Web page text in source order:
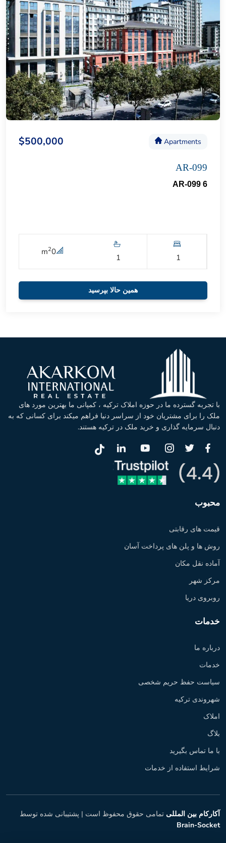
Apartments
$500,000
AR-099
AR-099 6
1
1
0
m2
همین حالا بپرسید
با تجربه گسترده ما در حوزه املاک ترکیه ، کمپانی ما بهترین مورد های
ملک را برای مشتریان خود از سراسر دنیا فراهم میکند برای کسانی که به
دنبال سرمایه گذاری و خرید ملک در ترکیه هستند.
محبوب
قیمت های رقابتی
روش ها و پلن های پرداخت آسان
آماده نقل مکان
مرکز شهر
روبروی دریا
خدمات
درباره ما
خدمات
سیاست حفظ حریم شخصی
شهروندی ترکیه
املاک
بلاگ
با ما تماس بگیرید
شرایط استفاده از خدمات
آکارکام بین المللی تمامی حقوق محفوظ است | پشتیبانی شده توسط
Brain-Socket